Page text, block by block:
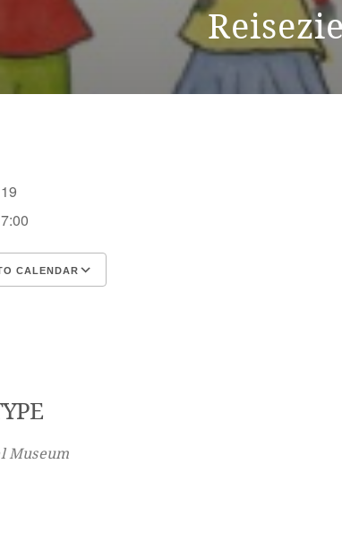
CALENDAR
Museum